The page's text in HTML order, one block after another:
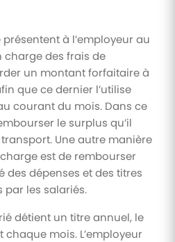
à l’employeur au
charge des frais de
un montant forfaitaire à
que ce dernier l’utilise
courant du mois. Dans ce
le surplus qu’il
Une autre manière
est de rembourser
dépenses et des titres
par les salariés.
détient un titre annuel, le
mois. L’employeur